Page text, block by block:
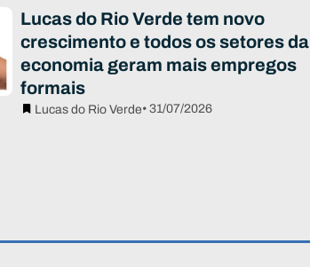
Lucas do Rio Verde tem novo
crescimento e todos os setores da
economia geram mais empregos
formais
Lucas do Rio Verde• 31/07/2026